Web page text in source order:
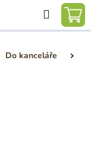
Hledat
Do kanceláře